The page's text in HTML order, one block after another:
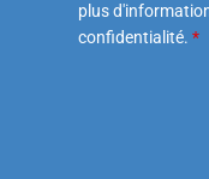
plus
confidentialité. *